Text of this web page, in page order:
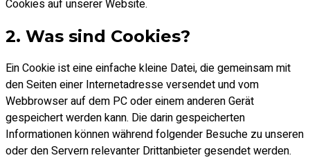
Cookies auf unserer Website.
2. Was sind Cookies?
Ein Cookie ist eine einfache kleine Datei, die gemeinsam mit
den Seiten einer Internetadresse versendet und vom
Webbrowser auf dem PC oder einem anderen Gerät
gespeichert werden kann. Die darin gespeicherten
Informationen können während folgender Besuche zu unseren
oder den Servern relevanter Drittanbieter gesendet werden.